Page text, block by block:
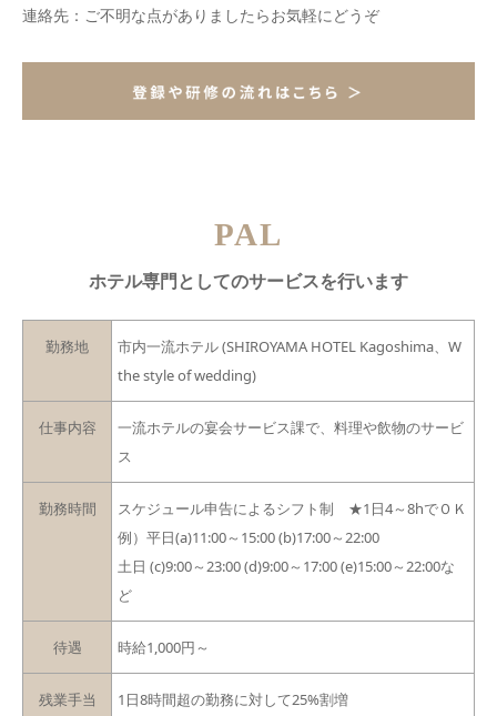
連絡先：ご不明な点がありましたらお気軽にどうぞ
PAL
ホテル専門としてのサービスを行います
勤務地
市内一流ホテル (SHIROYAMA HOTEL Kagoshima、W
the style of wedding)
仕事内容
一流ホテルの宴会サービス課で、料理や飲物のサービ
ス
勤務時間
スケジュール申告によるシフト制 ★1日4～8hでＯＫ
例）平日(a)11:00～15:00 (b)17:00～22:00
土日 (c)9:00～23:00 (d)9:00～17:00 (e)15:00～22:00な
ど
待遇 時給1,000円～
残業手当 1日8時間超の勤務に対して25%割増